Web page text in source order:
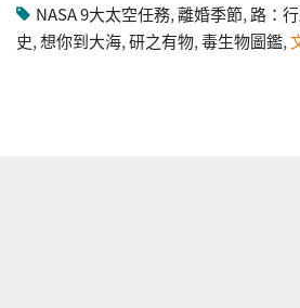
NASA 9大太空任務,離婚季節, 路：
史,想你到大海,研之有物,毒生物圖鑑,